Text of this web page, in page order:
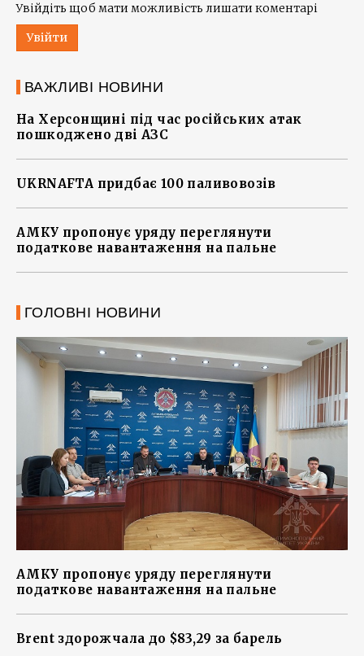
Увійдіть щоб мати можливість лишати коментарі
Увійти
ВАЖЛИВІ НОВИНИ
На Херсонщині під час російських атак
пошкоджено дві АЗС
UKRNAFTA придбає 100 паливовозів
АМКУ пропонує уряду переглянути
податкове навантаження на пальне
ГОЛОВНІ НОВИНИ
АМКУ пропонує уряду переглянути
податкове навантаження на пальне
Brent здорожчала до $83,29 за барель